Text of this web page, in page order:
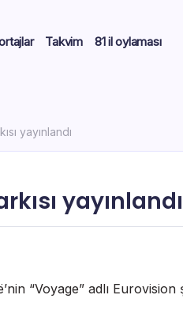
Takvim 81 il oylaması
yayınlandı
yayınlandı
“Voyage” adlı Eurovision